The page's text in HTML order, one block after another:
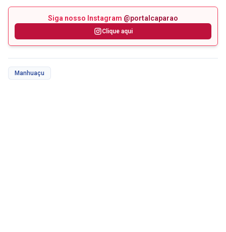
Siga nosso Instagram @portalcaparao
Clique aqui
Manhuaçu